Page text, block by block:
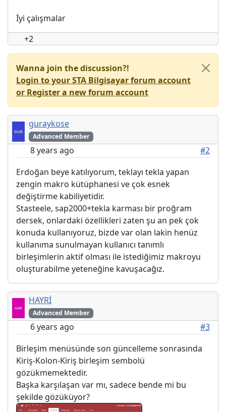
İyi çalışmalar
+2
Wanna join the discussion?!
Login to your STA Bilgisayar forum account
or Register a new forum account
guraykose
Advanced Member
8 years ago
#2
Erdoğan beye katılıyorum, teklayı tekla yapan
zengin makro kütüphanesi ve çok esnek
değiştirme kabiliyetidir.
Stasteele, sap2000+tekla karması bir proğram
dersek, onlardaki özellikleri zaten şu an pek çok
konuda kullanıyoruz, bizde var olan lakin henüz
kullanıma sunulmayan kullanıcı tanımlı
birleşimlerin aktif olması ile istediğimiz makroyu
oluşturabilme yeteneğine kavuşacağız.
HAYRİ
Advanced Member
6 years ago
#3
Birleşim menüsünde son güncelleme sonrasında
Kiriş-Kolon-Kiriş birleşim sembolü
gözükmemektedir.
Başka karşılaşan var mı, sadece bende mi bu
şekilde gözüküyor?